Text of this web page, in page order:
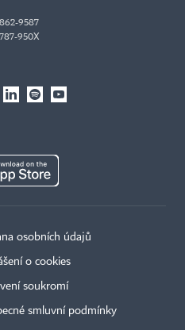
9587
950X
osobních údajů
o cookies
soukromí
smluvní podmínky